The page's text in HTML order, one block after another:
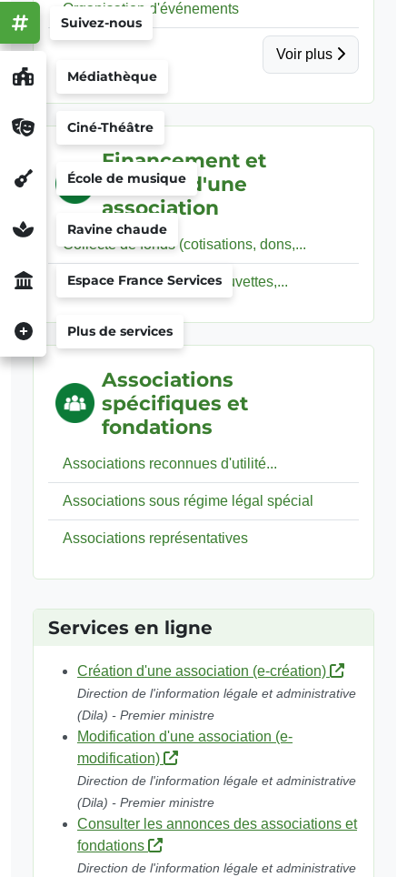
Médiathèque
Ciné-Théâtre
École de musique
Ravine chaude
Espace France Services
Plus de services
Suivez-nous
Organisation d'événements
Voir plus
Financement et
fiscalité d'une
association
Collecte de fonds (cotisations, dons,...
Activités commerciales (buvettes,...
Associations
spécifiques et
fondations
Associations reconnues d'utilité...
Associations sous régime légal spécial
Associations représentatives
Services en ligne
Création d'une association (e-création)
Direction de l'information légale et administrative
(Dila) - Premier ministre
Modification d'une association (e-
modification)
Direction de l'information légale et administrative
(Dila) - Premier ministre
Consulter les annonces des associations et
fondations
Direction de l'information légale et administrative